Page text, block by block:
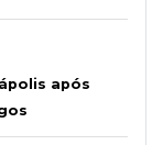
após